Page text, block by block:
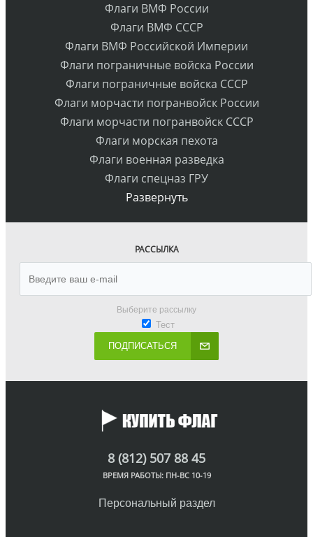
Флаги ВМФ России
Флаги ВМФ СССР
Флаги ВМФ Российской Империи
Флаги пограничные войска России
Флаги пограничные войска СССР
Флаги морчасти погранвойск России
Флаги морчасти погранвойск СССР
Флаги морская пехота
Флаги военная разведка
Флаги спецназ ГРУ
Развернуть
РАССЫЛКА
Выберите рассылку
Тест
ПОДПИСАТЬСЯ
8 (812) 507 88 45
ВРЕМЯ РАБОТЫ: ПН-ВС 10-19
Персональный раздел